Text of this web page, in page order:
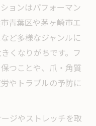
ョンはパフォーマン
青葉区や茅ヶ崎市エ
ど多様なジャンルに
くなりがちです。フ
つことや、爪・角質
やトラブルの予防に
ジやストレッチを取